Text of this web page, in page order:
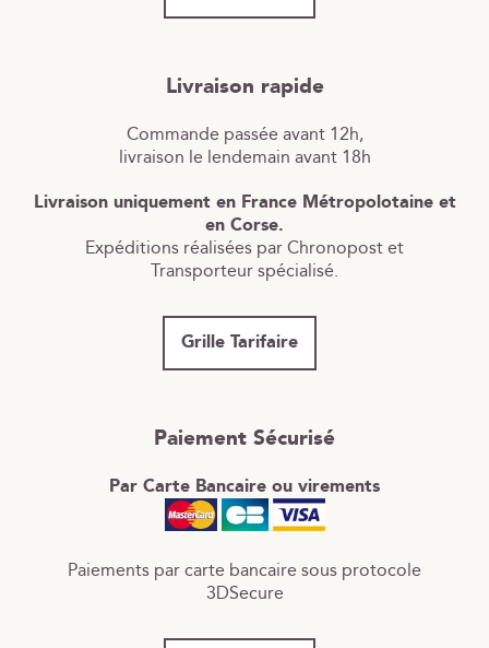
Livraison rapide
Commande passée avant 12h,
livraison le lendemain avant 18h
Livraison uniquement en France Métropolotaine et
en Corse.
Expéditions réalisées par Chronopost et
Transporteur spécialisé.
Grille Tarifaire
Paiement Sécurisé
Par Carte Bancaire ou virements
Paiements par carte bancaire sous protocole
3DSecure